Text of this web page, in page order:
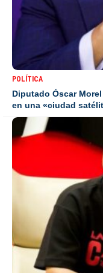
POLÍTICA
Diputado Óscar
en una «ciudad